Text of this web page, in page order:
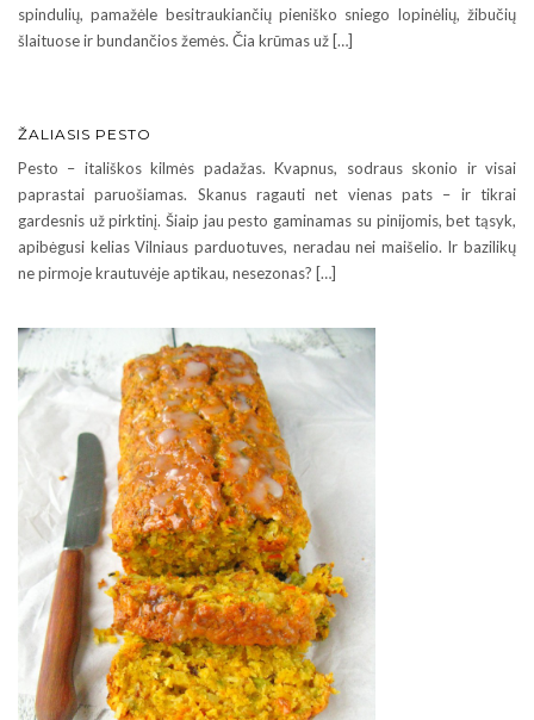
spindulių, pamažėle besitraukiančių pieniško sniego lopinėlių, žibučių
šlaituose ir bundančios žemės. Čia krūmas už […]
ŽALIASIS PESTO
Pesto – itališkos kilmės padažas. Kvapnus, sodraus skonio ir visai
paprastai paruošiamas. Skanus ragauti net vienas pats – ir tikrai
gardesnis už pirktinį. Šiaip jau pesto gaminamas su pinijomis, bet tąsyk,
apibėgusi kelias Vilniaus parduotuves, neradau nei maišelio. Ir bazilikų
ne pirmoje krautuvėje aptikau, nesezonas? […]